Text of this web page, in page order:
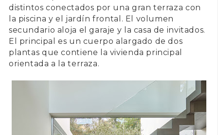
distintos conectados por una gran terraza con
la piscina y el jardín frontal. El volumen
secundario aloja el garaje y la casa de invitados.
El principal es un cuerpo alargado de dos
plantas que contiene la vivienda principal
orientada a la terraza.